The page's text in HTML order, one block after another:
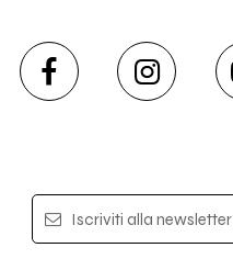
Iscriviti alla newsletter